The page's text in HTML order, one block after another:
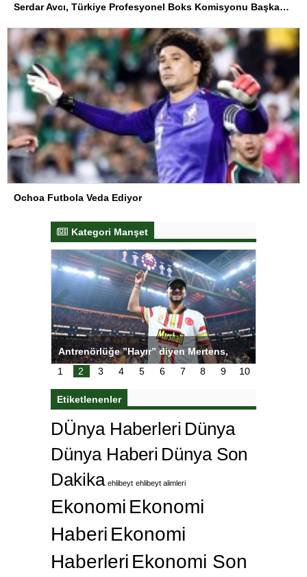
Serdar Avcı, Türkiye Profesyonel Boks Komisyonu Başkanı Seçildi
Ochoa Futbola Veda Ediyor
Kategori Manşet
Salihli Sporcuları Kuraş’ta Gururlandırdı
1 2 3 4 5 6 7 8 9 10
Etiketlenenler
DÜnya Haberleri Dünya
Dünya Haberi Dünya Son
Dakika ehlibeyt ehlibeyt alimleri
Ekonomi Ekonomi
Haberi Ekonomi
Haberleri Ekonomi Son